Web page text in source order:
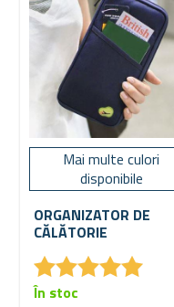
Mai multe culori
disponibile
ORGANIZATOR DE
CĂLĂTORIE
★★★★★
★★★★★
În stoc